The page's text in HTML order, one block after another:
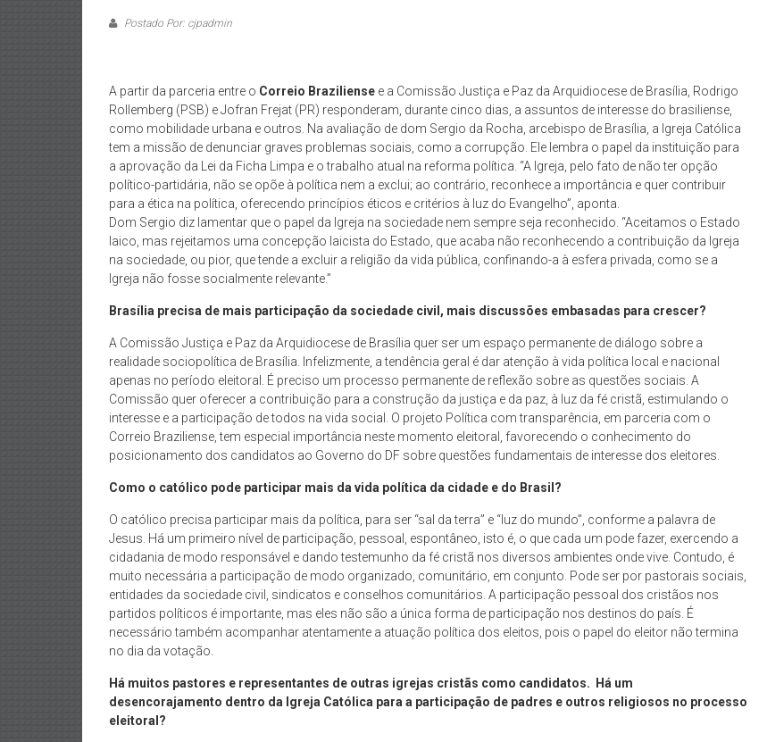
Postado Por: cjpadmin
A partir da parceria entre o Correio Braziliense e a Comissão Justiça e Paz da Arquidiocese de Brasília, Rodrigo
Rollemberg (PSB) e Jofran Frejat (PR) responderam, durante cinco dias, a assuntos de interesse do brasiliense,
como mobilidade urbana e outros. Na avaliação de dom Sergio da Rocha, arcebispo de Brasília, a Igreja Católica
tem a missão de denunciar graves problemas sociais, como a corrupção. Ele lembra o papel da instituição para
a aprovação da Lei da Ficha Limpa e o trabalho atual na reforma política. “A Igreja, pelo fato de não ter opção
político-partidária, não se opõe à política nem a exclui; ao contrário, reconhece a importância e quer contribuir
para a ética na política, oferecendo princípios éticos e critérios à luz do Evangelho”, aponta.
Dom Sergio diz lamentar que o papel da Igreja na sociedade nem sempre seja reconhecido. “Aceitamos o Estado
laico, mas rejeitamos uma concepção laicista do Estado, que acaba não reconhecendo a contribuição da Igreja
na sociedade, ou pior, que tende a excluir a religião da vida pública, confinando-a à esfera privada, como se a
Igreja não fosse socialmente relevante.”
Brasília precisa de mais participação da sociedade civil, mais discussões embasadas para crescer?
A Comissão Justiça e Paz da Arquidiocese de Brasília quer ser um espaço permanente de diálogo sobre a
realidade sociopolítica de Brasília. Infelizmente, a tendência geral é dar atenção à vida política local e nacional
apenas no período eleitoral. É preciso um processo permanente de reflexão sobre as questões sociais. A
Comissão quer oferecer a contribuição para a construção da justiça e da paz, à luz da fé cristã, estimulando o
interesse e a participação de todos na vida social. O projeto Política com transparência, em parceria com o
Correio Braziliense, tem especial importância neste momento eleitoral, favorecendo o conhecimento do
posicionamento dos candidatos ao Governo do DF sobre questões fundamentais de interesse dos eleitores.
Como o católico pode participar mais da vida política da cidade e do Brasil?
O católico precisa participar mais da política, para ser “sal da terra” e “luz do mundo”, conforme a palavra de
Jesus. Há um primeiro nível de participação, pessoal, espontâneo, isto é, o que cada um pode fazer, exercendo a
cidadania de modo responsável e dando testemunho da fé cristã nos diversos ambientes onde vive. Contudo, é
muito necessária a participação de modo organizado, comunitário, em conjunto. Pode ser por pastorais sociais,
entidades da sociedade civil, sindicatos e conselhos comunitários. A participação pessoal dos cristãos nos
partidos políticos é importante, mas eles não são a única forma de participação nos destinos do país. É
necessário também acompanhar atentamente a atuação política dos eleitos, pois o papel do eleitor não termina
no dia da votação.
Há muitos pastores e representantes de outras igrejas cristãs como candidatos. Há um
desencorajamento dentro da Igreja Católica para a participação de padres e outros religiosos no processo
eleitoral?